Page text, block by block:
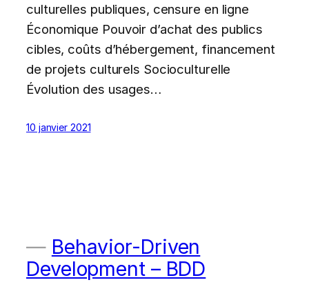
culturelles publiques, censure en ligne
Économique Pouvoir d’achat des publics
cibles, coûts d’hébergement, financement
de projets culturels Socioculturelle
Évolution des usages…
10 janvier 2021
Behavior-Driven
Development – BDD